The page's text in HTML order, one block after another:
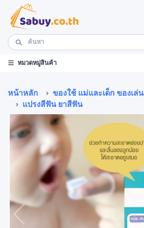
หมวดหมู่สินค้า
หน้าหลัก ของใช้ แม่และเด็ก ของเล่น
แปรงสีฟัน ยาสีฟัน